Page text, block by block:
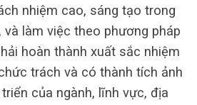
nhiệm cao, sáng tạo trong
làm việc theo phương pháp
hoàn thành xuất sắc nhiệm
trách và có thành tích ảnh
của ngành, lĩnh vực, địa